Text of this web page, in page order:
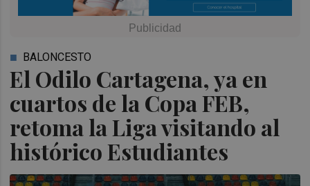
El Odilo Cartagena, ya en
cuartos de la Copa FEB,
retoma la Liga visitando al
histórico Estudiantes
BALONCESTO